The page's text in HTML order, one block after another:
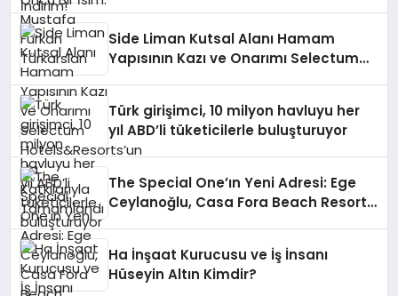
Side Liman Kutsal Alanı Hamam
Yapısının Kazı ve Onarımı Selectum
Türk girişimci, 10 milyon havluyu her
yıl ABD’li tüketicilerle buluşturuyor
The Special One’ın Yeni Adresi: Ege
Ceylanoğlu, Casa Fora Beach Resort
Ha İnşaat Kurucusu ve İş İnsanı
Hüseyin Altın Kimdir?